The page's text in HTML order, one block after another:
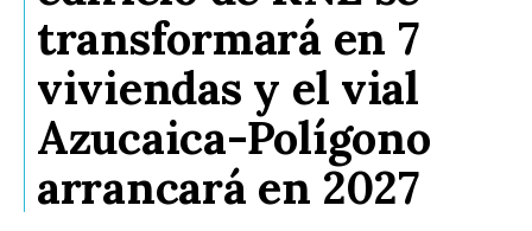
transformará en 7
viviendas y el vial
Azucaica-Polígono
arrancará en 2027